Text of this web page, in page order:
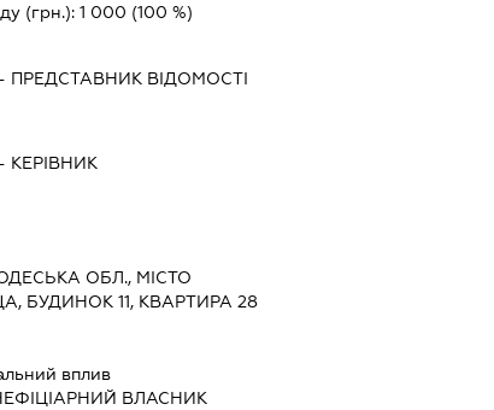
(грн.):1 000 (100 %)
- ПРЕДСТАВНИК ВІДОМОСТІ
- КЕРІВНИК
ОБЛ., МІСТО
БУДИНОК 11, КВАРТИРА 28
вплив
ВЛАСНИК